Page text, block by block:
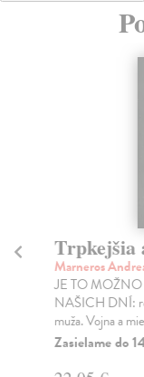
Trpkejšia
Marneros
JE TO
NAŠICH DNÍ:
muža. Vojna a
Zasielame do